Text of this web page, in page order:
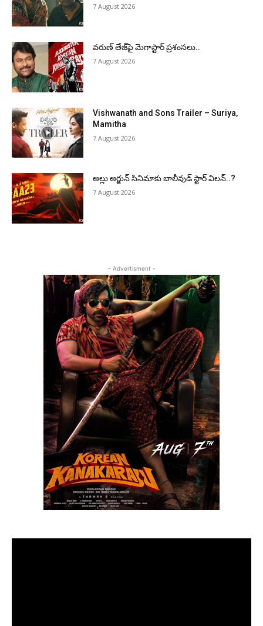
7 August 2026
వరుణ్ తేజ్‌పై మెగాస్టార్ ప్రశంసలు..
7 August 2026
Vishwanath and Sons Trailer – Suriya,
Mamitha
7 August 2026
అల్లు అర్జున్ సినిమాకు బాలీవుడ్ స్టార్ విలన్..?
7 August 2026
- Advertisment -